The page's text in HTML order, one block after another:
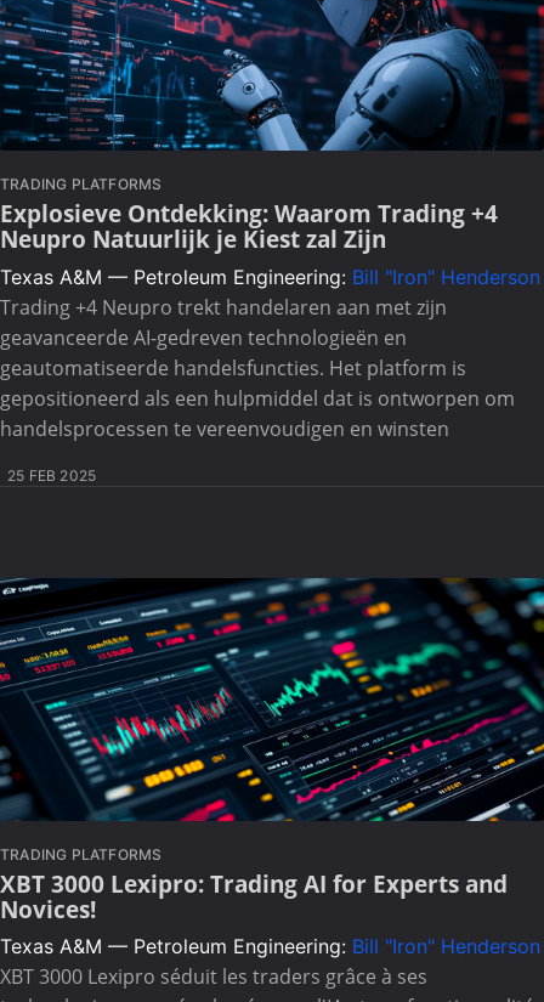
TRADING PLATFORMS
Explosieve Ontdekking: Waarom Trading +4
Neupro Natuurlijk je Kiest zal Zijn
Texas A&M — Petroleum Engineering: Bill "Iron" Henderson
Trading +4 Neupro trekt handelaren aan met zijn
geavanceerde AI-gedreven technologieën en
geautomatiseerde handelsfuncties. Het platform is
gepositioneerd als een hulpmiddel dat is ontworpen om
handelsprocessen te vereenvoudigen en winsten
25 FEB 2025
TRADING PLATFORMS
XBT 3000 Lexipro: Trading AI for Experts and
Novices!
Texas A&M — Petroleum Engineering: Bill "Iron" Henderson
XBT 3000 Lexipro séduit les traders grâce à ses